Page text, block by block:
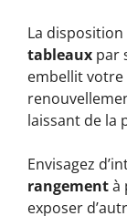
La disposition
tableaux par
embellit votre
laissant de la
Envisagez
rangementà
exposer